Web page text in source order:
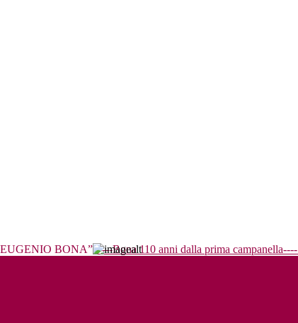
----Bona 110 anni dalla prima campanella----